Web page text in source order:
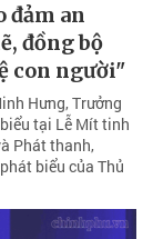
đảm an
đồng bộ
con người"
Hưng, Trưởng
tại Lễ Mít tinh
Phát thanh,
biểu của Thủ